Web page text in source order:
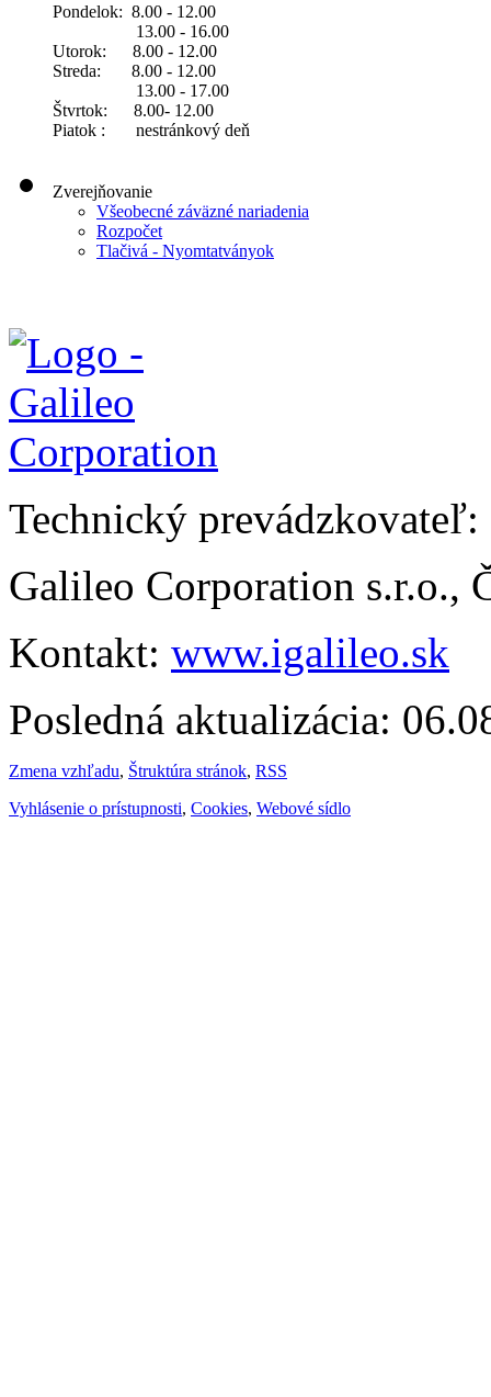
Pondelok: 8.00 - 12.00
13.00 - 16.00
Utorok: 8.00 - 12.00
Streda: 8.00 - 12.00
13.00 - 17.00
Štvrtok: 8.00- 12.00
Piatok : nestránkový deň
Zverejňovanie
Všeobecné záväzné nariadenia
Rozpočet
Tlačivá - Nyomtatványok
Technický prevádzkovateľ:
Galileo Corporation s.r.o.,
Kontakt: www.igalileo.sk
Posledná aktualizácia:
Zmena vzhľadu, Štruktúra stránok, RSS
Vyhlásenie o prístupnosti, Cookies, Webové sídlo